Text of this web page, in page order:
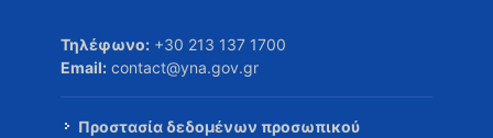
Τηλέφωνο: +30 213 137 1700
Email: contact@yna.gov.gr
Προστασία δεδομένων προσωπικού